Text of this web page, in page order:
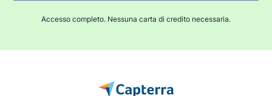
Accesso completo. Nessuna carta di credito necessaria.